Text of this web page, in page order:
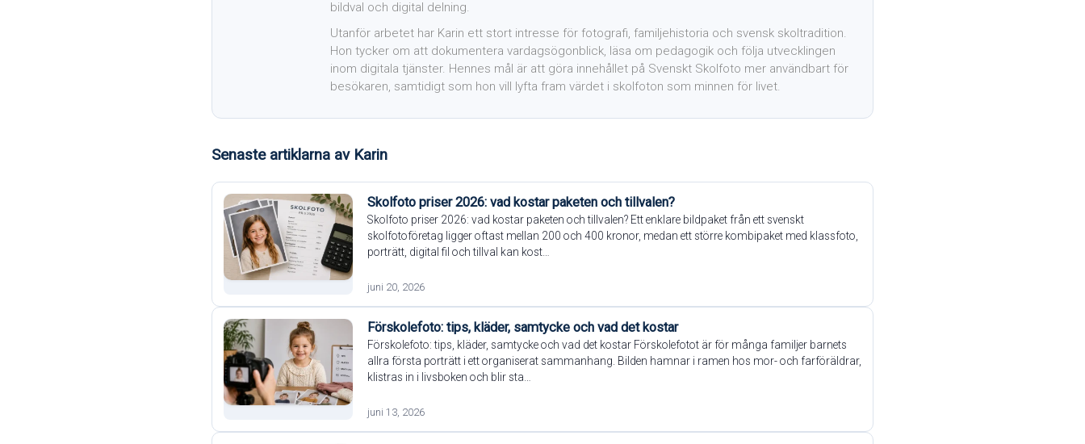
bildval och digital delning.
Utanför arbetet har Karin ett stort intresse för fotografi, familjehistoria och svensk skoltradition.
Hon tycker om att dokumentera vardagsögonblick, läsa om pedagogik och följa utvecklingen
inom digitala tjänster. Hennes mål är att göra innehållet på Svenskt Skolfoto mer användbart för
besökaren, samtidigt som hon vill lyfta fram värdet i skolfoton som minnen för livet.
Senaste artiklarna av Karin
Skolfoto priser 2026: vad kostar paketen och tillvalen?
Skolfoto priser 2026: vad kostar paketen och tillvalen? Ett enklare bildpaket från ett svenskt
skolfotoföretag ligger oftast mellan 200 och 400 kronor, medan ett större kombipaket med klassfoto,
porträtt, digital fil och tillval kan kost…
juni 20, 2026
Förskolefoto: tips, kläder, samtycke och vad det kostar
Förskolefoto: tips, kläder, samtycke och vad det kostar Förskolefotot är för många familjer barnets
allra första porträtt i ett organiserat sammanhang. Bilden hamnar i ramen hos mor- och farföräldrar,
klistras in i livsboken och blir sta…
juni 13, 2026